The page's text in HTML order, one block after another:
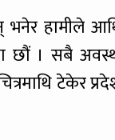
हामीले
छौं । सबै
टेकेर